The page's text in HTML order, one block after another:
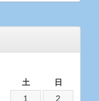
土 日
1
2